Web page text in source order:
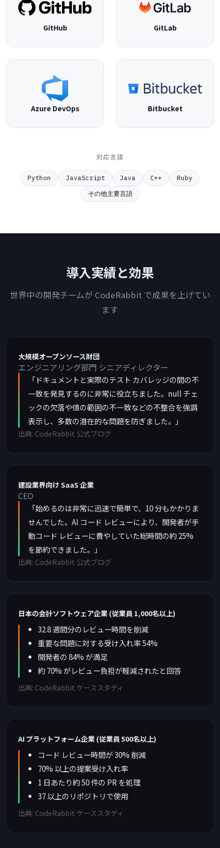
GitHub GitLab
Azure DevOps Bitbucket
対応言語
Python JavaScript Java C++
Ruby
その他主要言語
導入実績と効果
世界中の開発チームが CodeRabbit で成果を上げてい
ます
大規模オープンソース財団
エンジニアリング部門 シニアディレクター
「ドキュメントと実際のテスト カバレッジの間の不
一致を発見するのに非常に役立ちました。null チェ
ックの欠落や値の範囲の不一致などの不整合を強調
表示し、多数の潜在的な問題を防ぎました。」
出典: CodeRabbit 公式ブログ
建設業界向け SaaS 企業
CEO
「始めるのは非常に迅速で簡単で、10 分もかかりま
せんでした。AI コード レビューにより、開発者が手
動コード レビューに費やしていた総時間の約 25%
を節約できました。」
出典: CodeRabbit 公式ブログ
日本の会計ソフトウェア企業 (従業員 1,000名以上)
32.8 週間分のレビュー時間を削減
重要な問題に対する受け入れ率 54%
開発者の 84% が満足
約 70% がレビュー負担が軽減されたと回答
出典: CodeRabbit ケーススタディ
AI プラットフォーム企業 (従業員 500名以上)
コード レビュー時間が 30% 削減
70% 以上の提案受け入れ率
1 日あたり約 50 件の PR を処理
37 以上のリポジトリで使用
出典: CodeRabbit ケーススタディ